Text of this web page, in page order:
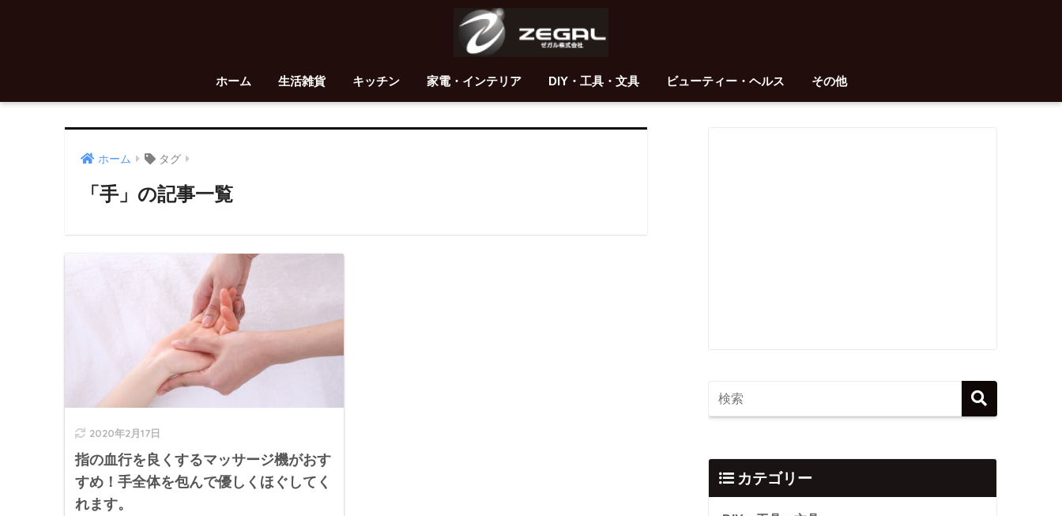
ホーム 生活雑貨 キッチン 家電・インテリア DIY・工具・文具 ビューティー・ヘルス その他
ホーム タグ
「手」の記事一覧
2020年2月17日
指の血行を良くするマッサージ機がおす
すめ！手全体を包んで優しくほぐしてく
れます。
カテゴリー